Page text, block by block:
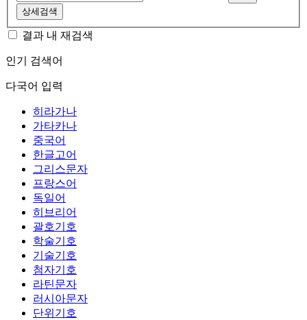
상세검색
결과 내 재검색
인기 검색어
다국어 입력
히라가나
가타카나
중국어
한글고어
그리스문자
프랑스어
독일어
히브리어
괄호기호
학술기호
기술기호
첨자기호
라틴문자
러시아문자
단위기호